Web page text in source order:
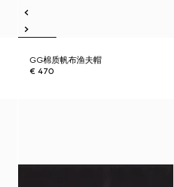
GG棉质帆布渔夫帽
€ 470